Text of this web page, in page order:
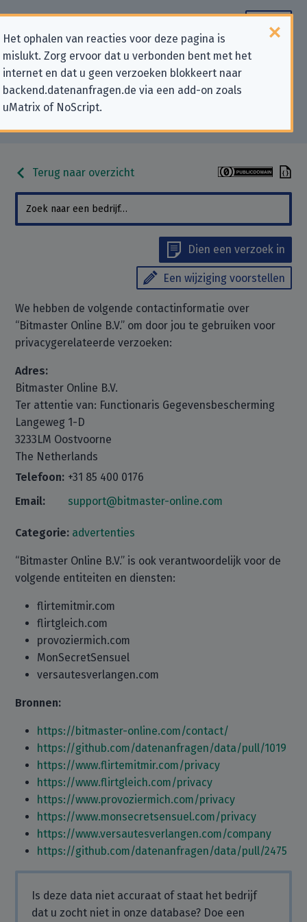
Het ophalen van reacties voor deze pagina is
mislukt. Zorg ervoor dat u verbonden bent met het
internet en dat u geen verzoeken blokkeert naar
backend.datenanfragen.de via een add-on zoals
uMatrix of NoScript.
Contactgegevens voor
privacygerelateerde verzoeken
aan “Bitmaster Online B.V.”
Terug naar overzicht
Dien een verzoek in
Een wijziging voorstellen
We hebben de volgende contactinformatie over
“Bitmaster Online B.V.” om door jou te gebruiken voor
privacygerelateerde verzoeken:
Adres:
Bitmaster Online B.V.
Ter attentie van: Functionaris Gegevensbescherming
Langeweg 1-D
3233LM Oostvoorne
The Netherlands
Telefoon: +31 85 400 0176
Email:
support@bitmaster-online.com
Categorie: advertenties
“Bitmaster Online B.V.” is ook verantwoordelijk voor de
volgende entiteiten en diensten:
flirtemitmir.com
flirtgleich.com
provoziermich.com
MonSecretSensuel
versautesverlangen.com
Bronnen:
https://bitmaster-online.com/contact/
https://github.com/datenanfragen/data/pull/1019
https://www.flirtemitmir.com/privacy
https://www.flirtgleich.com/privacy
https://www.provoziermich.com/privacy
https://www.monsecretsensuel.com/privacy
https://www.versautesverlangen.com/company
https://github.com/datenanfragen/data/pull/2475
Is deze data niet accuraat of staat het bedrijf
dat u zocht niet in onze database? Doe een